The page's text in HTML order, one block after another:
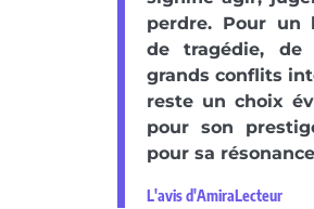
perdre. Pour un
de tragédie,
grands conflits
reste un choix
pour son
pour sa
L'avis d'AmiraLecteur